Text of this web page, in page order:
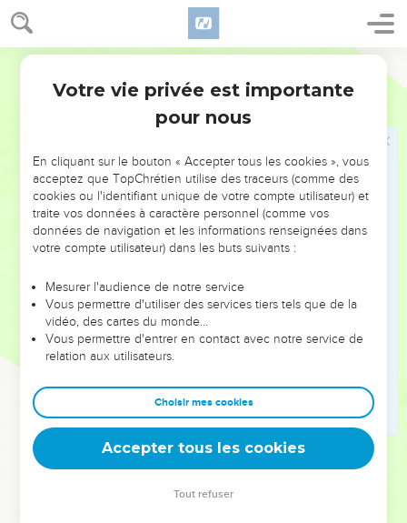
Juges 13
que nous t'honorions, quand ce que tu as dit arrivera ?
18 Et l'Ange de l'Éternel lui dit : Pourquoi demandes-tu mon
nom ? Il est merveilleux.
Manoah prit le chevreau et le gâteau, et il les offrit à
l'Éternel sur le rocher. Et il fit une chose merveilleuse, tandis
que Manoah et sa femme regardaient.
Et il arriva que comme la flamme montait de dessus l'autel
vers les cieux, l'Ange de l'Éternel monta dans la flamme de
l'autel, Manoah et sa femme regardant ; et ils tombèrent sur
leurs faces contre terre.
Et l'Ange de l'Éternel n'apparut plus à Manoah, ni à sa
Et Manoah dit à sa femme : Nous mourrons certainement,
car nous avons vu Dieu.
Et sa femme lui dit : Si l'Éternel eût pris plaisir à nous faire
mourir, il n'aurait pas accepté de notre main l'holocauste et
le gâteau, et il ne nous aurait pas fait voir toutes ces choses,
et ne nous aurait pas fait entendre, dans ce moment, des
choses comme celles-là.
Et la femme enfanta un fils, et appela son nom Samson ; et
Votre vie privée est importante
pour nous
En cliquant sur le bouton « Accepter tous les cookies », vous
acceptez que TopChrétien utilise des traceurs (comme des
cookies ou l'identifiant unique de votre compte utilisateur) et
traite vos données à caractère personnel (comme vos
données de navigation et les informations renseignées dans
votre compte utilisateur) dans les buts suivants :
Mesurer l'audience de notre service
Vous permettre d'utiliser des services tiers tels que de la
vidéo, des cartes du monde…
Vous permettre d'entrer en contact avec notre service de
relation aux utilisateurs.
Choisir mes cookies
Accepter tous les cookies
Tout refuser